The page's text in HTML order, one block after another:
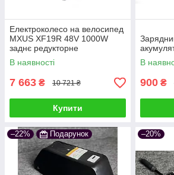
Електроколесо на велосипед
MXUS XF19R 48V 1000W
заднє редукторне
В наявності
7 663 ₴ 10 721 ₴
Купити
В
900 ₴
–22% Подарунок –20%